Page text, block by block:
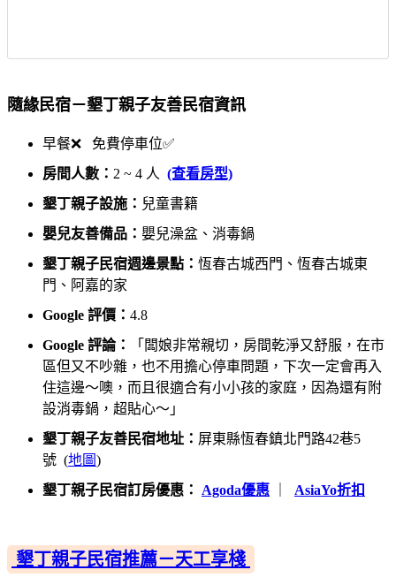
隨緣民宿－墾丁親子友善民宿資訊
早餐❌ 免費停車位✅
房間人數： 2 ~ 4 人 (查看房型)
墾丁親子設施： 兒童書籍
嬰兒友善備品： 嬰兒澡盆、消毒鍋
墾丁親子民宿週邊景點： 恆春古城西門、恆春古城東
門、阿嘉的家
Google 評價： 4.8
Google 評論：
「闆娘非常親切，房間乾淨又舒服，在市
區但又不吵雜，也不用擔心停車問題，下次一定會再入
住這邊～噢，而且很適合有小小孩的家庭，因為還有附
設消毒鍋，超貼心～」
墾丁親子友善民宿地址： 屏東縣恆春鎮北門路42巷5
號 (地圖)
墾丁親子民宿訂房優惠：
Agoda優惠 AsiaYo折扣
墾丁親子民宿推薦－天工享棧